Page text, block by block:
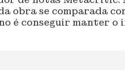
obra se comparada
é conseguir manter o